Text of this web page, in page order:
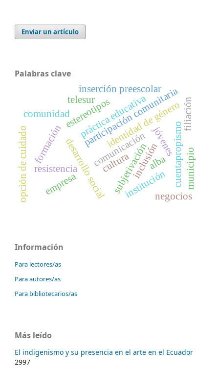
Enviar un artículo
Palabras clave
identidad de género
comunicación
estereotipos
culturainclusión
participación comunitaria
jóvenes
desarrollo social
comunidad práctica educativa
resistencia institución
subjetivación
opción de cuidado
inserción preescolar
cuentapropismo
negocios
formación
empresa
alba
telesur filiación
municipio
Información
Para lectores/as
Para autores/as
Para bibliotecarios/as
Más leído
El indigenismo y su presencia en el arte en el Ecuador
2997